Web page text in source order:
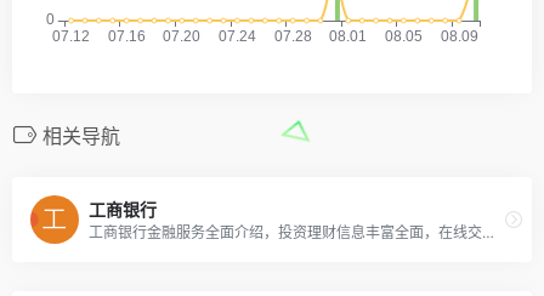
相关导航
工商银行
工商银行金融服务全面介绍，投资理财信息丰富全面，在线交易方便快捷，满足客户专业化、多元化、人性化的金融服务需求，打造集业务、信息、交易、购物、互动于一体综合性金融服务平台。